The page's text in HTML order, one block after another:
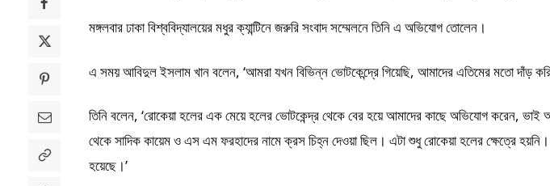
মঙ্গলবার ঢাকা বিশ্ববিদ্যালয়ের মধুর ক্যান্টিনে জরুরি সংবাদ সম্মেলনে তিনি এ অভিযোগ তোলেন।
এ সময় আবিদুল ইসলাম খান বলেন, ‘আমরা যখন বিভিন্ন ভোটকেন্দ্রে গিয়েছি, আমাদের এতিমের মতো দাঁড়
তিনি বলেন, ‘রোকেয়া হলের এক মেয়ে হলের ভোটকেন্দ্র থেকে বের হয়ে আমাদের কাছে অভিযোগ করেন, ভাই
থেকে সাদিক কায়েম ও এস এম ফরহাদের নামে ক্রস চিহ্ন দেওয়া ছিল। এটা শুধু রোকেয়া হলের ক্ষেত্রে
হয়েছে।’